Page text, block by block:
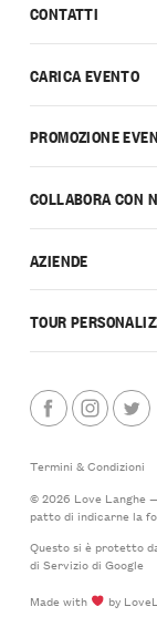
CONTATTI
CARICA EVENTO
PROMOZIONE
COLLABORA CON
AZIENDE
TOUR
Termini & Condizioni
© 2026 Love Langhe
patto di indicarne la
Questo si è protetto
di Serviziodi Google
Made with
by